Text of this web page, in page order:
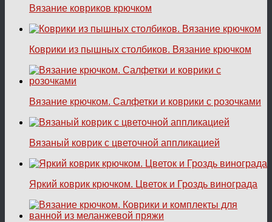
Вязание ковриков крючком
Коврики из пышных столбиков. Вязание крючком
Вязание крючком. Салфетки и коврики с розочками
Вязаный коврик с цветочной аппликацией
Яркий коврик крючком. Цветок и Гроздь винограда